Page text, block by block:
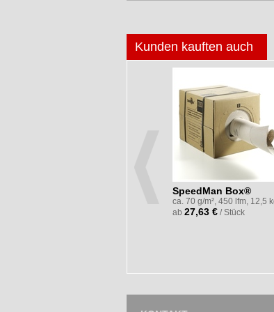
Kunden kauften auch
SpeedMan Box®
ca. 70 g/m², 450 lfm, 12,5
ab 27,63 € / Stück